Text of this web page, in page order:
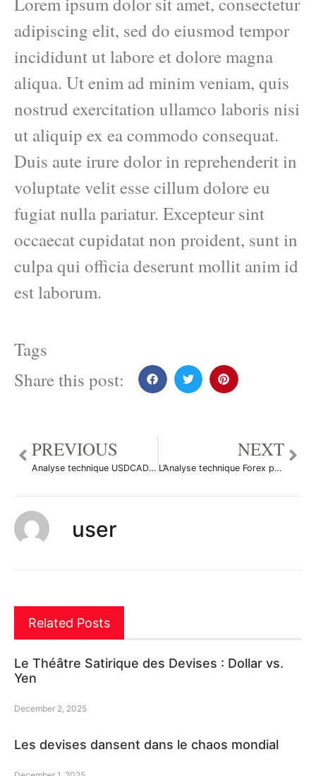
adipiscing elit, sed do eiusmod tempor
incididunt ut labore et dolore magna
aliqua. Ut enim ad minim veniam, quis
nostrud exercitation ullamco laboris nisi
ut aliquip ex ea commodo consequat.
Duis aute irure dolor in reprehenderit in
voluptate velit esse cillum dolore eu
fugiat nulla pariatur. Excepteur sint
occaecat cupidatat non proident, sunt in
culpa qui officia deserunt mollit anim id
est laborum.
Tags
Share this post:
PREVIOUS
Analyse technique USDCAD du 12 mars 2012
NEXT
L’Analyse technique Forex pour débutants, what’s that?
user
Related Posts
Le Théâtre Satirique des Devises : Dollar vs.
Yen
December 2, 2025
Les devises dansent dans le chaos mondial